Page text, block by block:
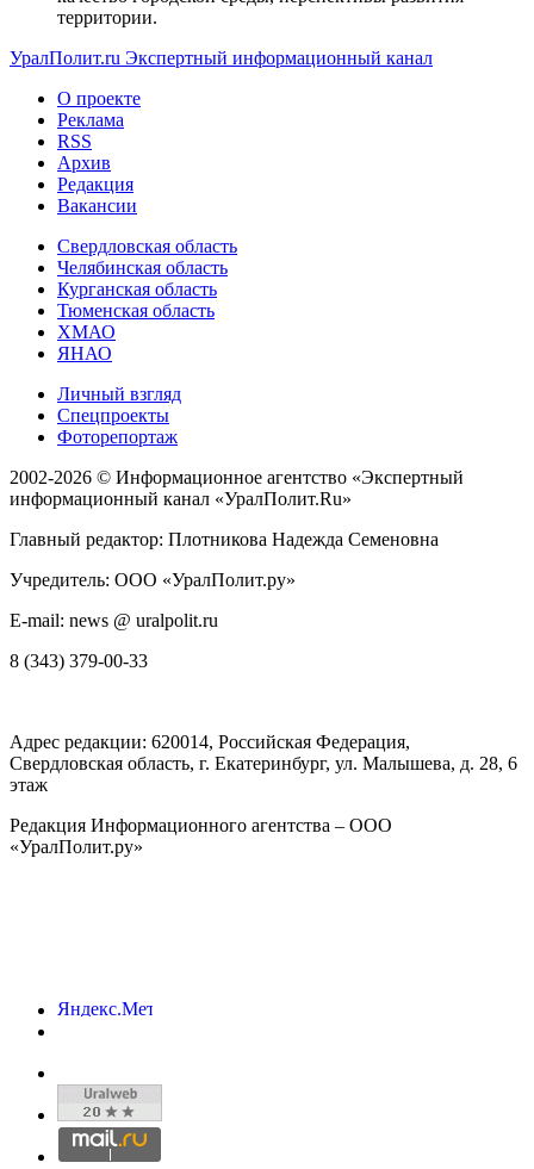
территории.
УралПолит.ru Экспертный информационный канал
О проекте
Реклама
RSS
Архив
Редакция
Вакансии
Свердловская область
Челябинская область
Курганская область
Тюменская область
ХМАО
ЯНАО
Личный взгляд
Спецпроекты
Фоторепортаж
2002-2026 © Информационное агентство «Экспертный
информационный канал «УралПолит.Ru»
Главный редактор: Плотникова Надежда Семеновна
Учредитель: ООО «УралПолит.ру»
E-mail: news @ uralpolit.ru
8 (343) 379-00-33
Адрес редакции: 620014, Российская Федерация,
Свердловская область, г. Екатеринбург, ул. Малышева, д. 28, 6
этаж
Редакция Информационного агентства – ООО
«УралПолит.ру»